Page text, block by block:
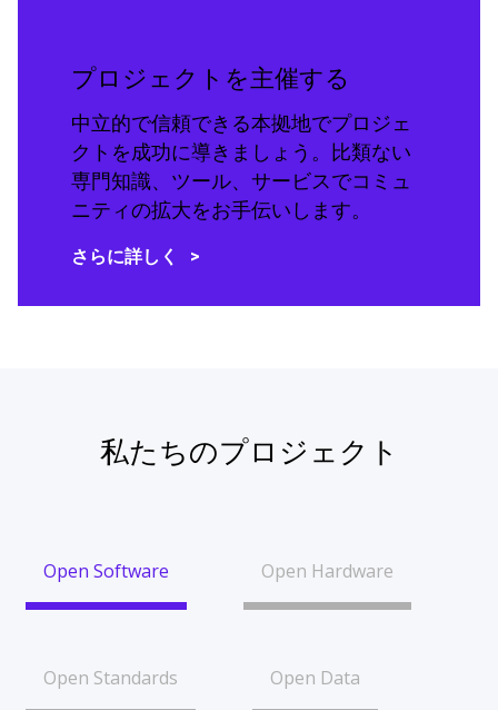
プロジェクトを主催する
中立的で信頼できる本拠地でプロジェ
クトを成功に導きましょう。比類ない
専門知識、ツール、サービスでコミュ
ニティの拡大をお手伝いします。
さらに詳しく
私たちのプロジェクト
Open Software Open Hardware
Open Standards Open Data